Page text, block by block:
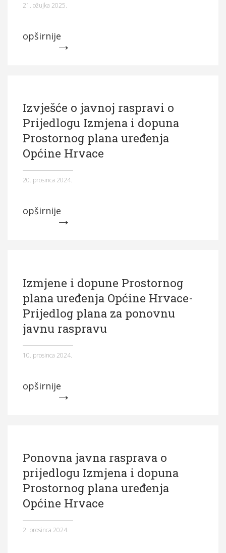
21. ožujka 2025.
opširnije
Izvješće o javnoj raspravi o
Prijedlogu Izmjena i dopuna
Prostornog plana uređenja
Općine Hrvace
20. prosinca 2024.
opširnije
Izmjene i dopune Prostornog
plana uređenja Općine Hrvace-
Prijedlog plana za ponovnu
javnu raspravu
10. prosinca 2024.
opširnije
Ponovna javna rasprava o
prijedlogu Izmjena i dopuna
Prostornog plana uređenja
Općine Hrvace
2. prosinca 2024.